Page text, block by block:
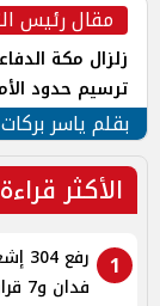
مقال رئيس
زلزال مكة
ترسيم حدود
بقلم ياسر بركات
الأكثر قراءة
1
فدان و7 قراريط ببنى سويف